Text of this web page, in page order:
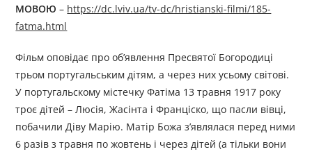
МОВОЮ– https://dc.lviv.ua/tv-dc/hristianski-filmi/185-
fatma.html
Фільм оповідає про об’явлення Пресвятої Богородиці
трьом португальським дітям, а через них усьому світові.
У португальскому містечку Фатіма 13 травня 1917 року
троє дітей – Люсія, Жасінта і Франціско, що пасли вівці,
побачили Діву Марію. Матір Божа з’являлася перед ними
6 разів з травня по жовтень і через дітей (а тільки вони